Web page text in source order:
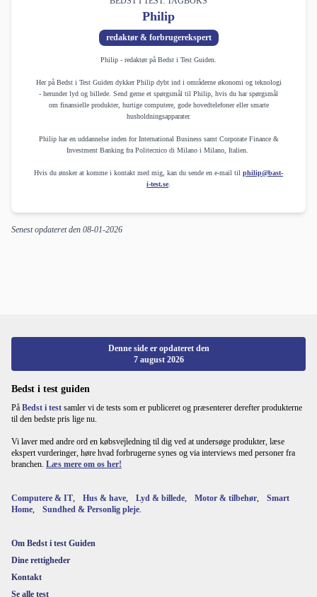
Philip
redaktør & forbrugerekspert
Philip - redaktør på Bedst i Test Guiden.
Her på Bedst i Test Guiden dykker Philip dybt ind i områderne økonomi og teknologi
- herunder lyd og billede. Send gerne et spørgsmål til Philip, hvis du har spørgsmål
om finansielle produkter, hurtige computere, gode hovedtelefoner eller smarte
husholdningsapparater.
Philip har en uddannelse inden for International Business samt Corporate Finance &
Investment Banking fra Politecnico di Milano i Milano, Italien.
Hvis du ønsker at komme i kontakt med mig, kan du sende en e-mail til philip@bast-
i-test.se.
Senest opdateret den 08-01-2026
Bedst i test guiden
På Bedst i test samler vi de tests som er publiceret og præsenterer derefter produkterne
til den bedste pris lige nu.
Vi laver med andre ord en købsvejledning til dig ved at undersøge produkter, læse
ekspert vurderinger, høre hvad forbrugerne synes og via interviews med personer fra
branchen. Læs mere om os her!
Computere & IT, Hus & have, Lyd & billede, Motor & tilbehør,
Smart
Home, Sundhed & Personlig pleje.
Denne side er opdateret den
7 august 2026
Om Bedst i test Guiden
Dine rettigheder
Kontakt
Se alle test